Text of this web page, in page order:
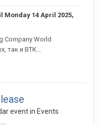
Monday 14 April 2025,
Company World
так и ВТК...
event in Events